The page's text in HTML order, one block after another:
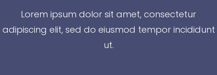
Lorem ipsum dolor sit amet, consectetur
adipiscing elit, sed do eiusmod tempor incididunt
ut.